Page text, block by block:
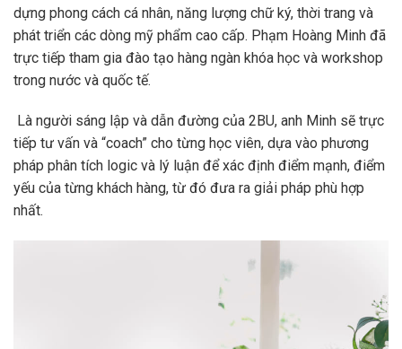
dựng phong cách cá nhân, năng lượng chữ ký, thời trang và
phát triển các dòng mỹ phẩm cao cấp. Phạm Hoàng Minh đã
trực tiếp tham gia đào tạo hàng ngàn khóa học và workshop
trong nước và quốc tế.
Là người sáng lập và dẫn đường của 2BU, anh Minh sẽ trực
tiếp tư vấn và “coach” cho từng học viên, dựa vào phương
pháp phân tích logic và lý luận để xác định điểm mạnh, điểm
yếu của từng khách hàng, từ đó đưa ra giải pháp phù hợp
nhất.